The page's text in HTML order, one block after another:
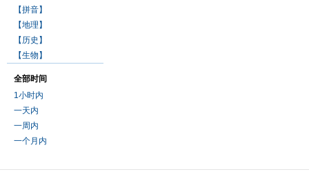
【拼音】
【地理】
【历史】
【生物】
全部时间
1小时内
一天内
一周内
一个月内